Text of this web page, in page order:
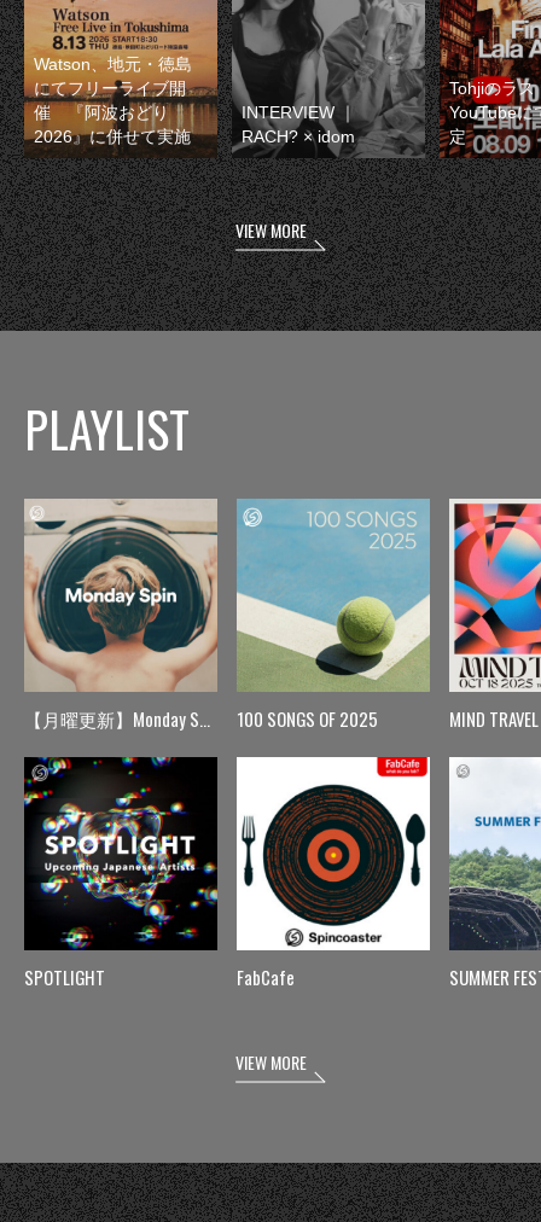
Watson、地元・徳島
にてフリーライブ開
催 『阿波おどり
2026』に併せて実施
INTERVIEW ｜
RACH? × idom
Tohjiのラス
YouTubeに
定
VIEW MORE
PLAYLIST
【月曜更新】Monday Spin
SPOTLIGHT
100 SONGS OF 2025
FabCafe
MIND TRAVEL
SUMMER
VIEW MORE